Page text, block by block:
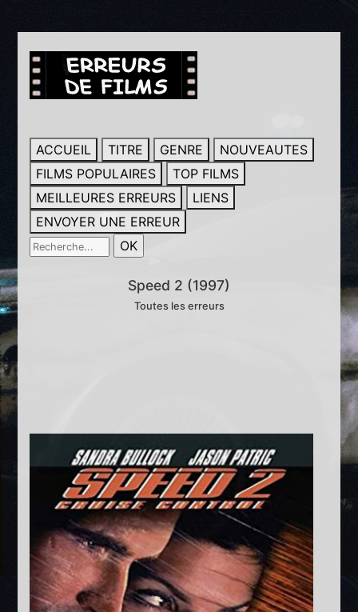
ACCUEIL TITRE GENRE
NOUVEAUTES
FILMS POPULAIRES
TOP FILMS
MEILLEURES ERREURS
LIENS
ENVOYER UNE ERREUR
Speed 2 (1997)
Toutes les erreurs